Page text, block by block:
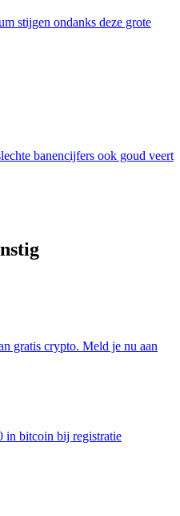
stijgen ondanks deze grote
banencijfers ook goud veert
gratis crypto. Meld je nu aan
in bitcoin bij registratie